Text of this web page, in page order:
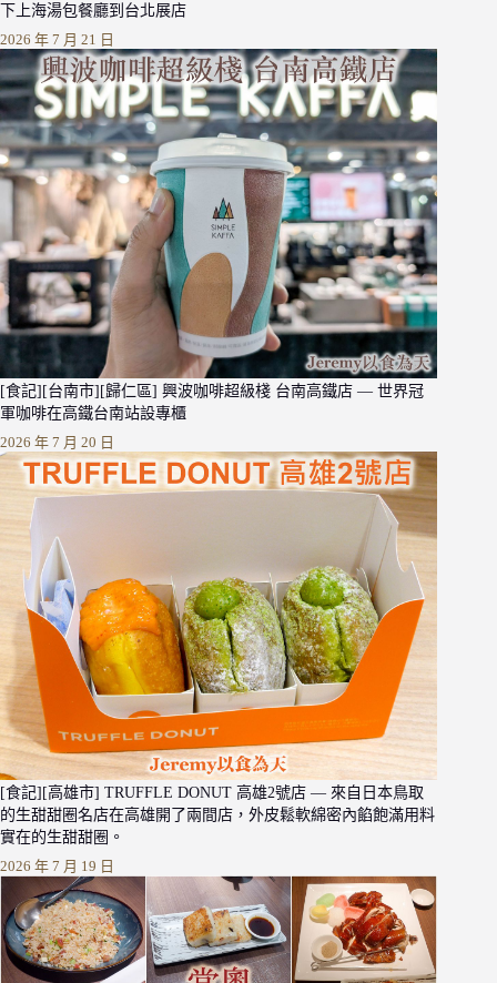
下上海湯包餐廳到台北展店
2026 年 7 月 21 日
[食記][台南市][歸仁區] 興波咖啡超級棧 台南高鐵店 — 世界冠
軍咖啡在高鐵台南站設專櫃
2026 年 7 月 20 日
[食記][高雄市] TRUFFLE DONUT 高雄2號店 — 來自日本鳥取
的生甜甜圈名店在高雄開了兩間店，外皮鬆軟綿密內餡飽滿用料
實在的生甜甜圈。
2026 年 7 月 19 日